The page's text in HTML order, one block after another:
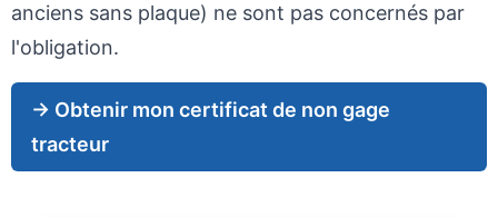
anciens sans plaque) ne sont pas concernés par
l'obligation.
→ Obtenir mon certificat de non gage
tracteur